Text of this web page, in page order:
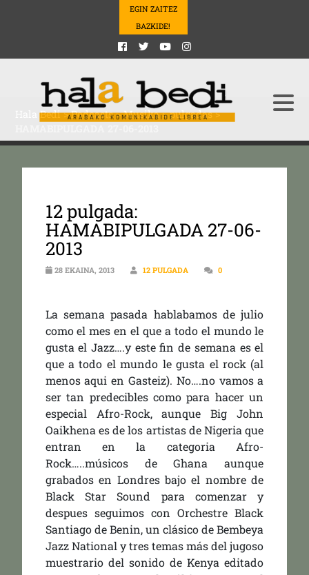
EGIN ZAITEZ
BAZKIDE!
Hala Bedi>Podcasts>Musika>pulgadas>
12 pulgada:
HAMABIPULGADA 27-06-
2013
28 EKAINA, 2013 12 PULGADA 0
La semana pasada hablabamos de julio
como el mes en el que a todo el mundo le
gusta el Jazz….y este fin de semana es el
que a todo el mundo le gusta el rock (al
menos aqui en Gasteiz). No….no vamos a
ser tan predecibles como para hacer un
especial Afro-Rock, aunque Big John
Oaikhena es de los artistas de Nigeria que
entran en la categoria Afro-
Rock…..músicos de Ghana aunque
grabados en Londres bajo el nombre de
Black Star Sound para comenzar y
despues seguimos con Orchestre Black
Santiago de Benin, un clásico de Bembeya
Jazz National y tres temas más del jugoso
muestrario del sonido de Kenya editado